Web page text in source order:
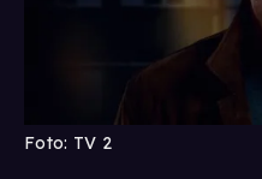
Foto: TV 2